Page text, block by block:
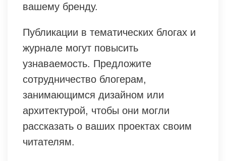
вашему бренду.
Публикации в тематических блогах и
журнале могут повысить
узнаваемость. Предложите
сотрудничество блогерам,
занимающимся дизайном или
архитектурой, чтобы они могли
рассказать о ваших проектах своим
читателям.